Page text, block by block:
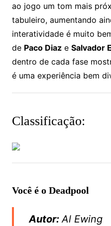
ao jogo um tom mais
tabuleiro, aumentando
interatividade é muito
de Paco Diaze Salvador
dentro de cada fase
é uma experiência bem
Classificação:
Você é o Deadpool
Autor:Al Ewing